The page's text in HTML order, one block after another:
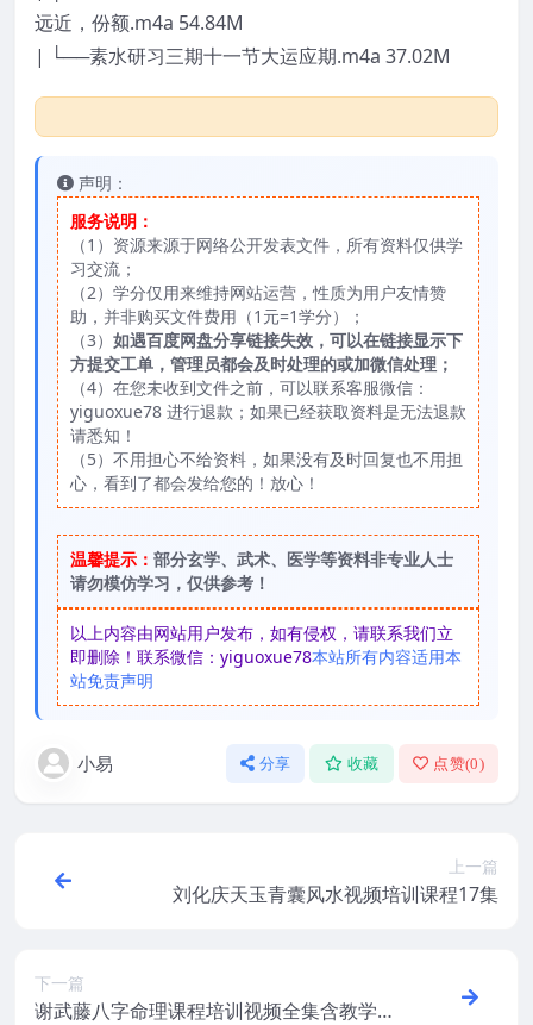
远近，份额.m4a 54.84M
| └──素水研习三期十一节大运应期.m4a 37.02M
声明：
服务说明：
（1）资源来源于网络公开发表文件，所有资料仅供学
习交流；
（2）学分仅用来维持网站运营，性质为用户友情赞
助，并非购买文件费用（1元=1学分）；
（3） 如遇百度网盘分享链接失效，可以在链接显示下
方提交工单，管理员都会及时处理的或加微信处理；
（4）在您未收到文件之前，可以联系客服微信：
yiguoxue78 进行退款；如果已经获取资料是无法退款
请悉知！
（5）不用担心不给资料，如果没有及时回复也不用担
心，看到了都会发给您的！放心！
温馨提示： 部分玄学、武术、医学等资料非专业人士
请勿模仿学习，仅供参考！
以上内容由网站用户发布，如有侵权，请联系我们立
即删除！联系微信：yiguoxue78本站所有内容适用本
站免责声明
小易 分享 收藏 点赞(0)
上一篇
刘化庆天玉青囊风水视频培训课程17集
下一篇
谢武藤八字命理课程培训视频全集含教学PP